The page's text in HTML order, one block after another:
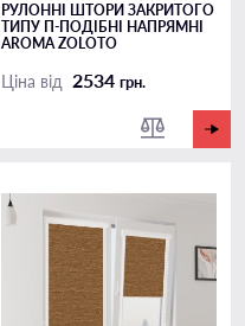
РУЛОННІ ШТОРИ ЗАКРИТОГО
ТИПУ П-ПОДIБНІ НАПРЯМНІ
AROMA ZOLOTO
Ціна від 2534 грн.